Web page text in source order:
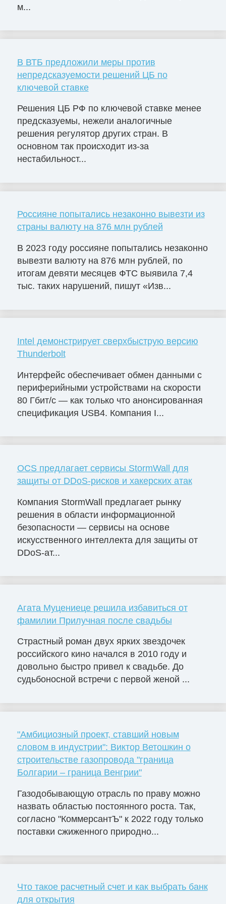
м...
В ВТБ предложили меры против
непредсказуемости решений ЦБ по
ключевой ставке
Решения ЦБ РФ по ключевой ставке менее
предсказуемы, нежели аналогичные
решения регулятор других стран. В
основном так происходит из-за
нестабильност...
Россияне попытались незаконно вывезти из
страны валюту на 876 млн рублей
В 2023 году россияне попытались незаконно
вывезти валюту на 876 млн рублей, по
итогам девяти месяцев ФТС выявила 7,4
тыс. таких нарушений, пишут «Изв...
Intel демонстрирует сверхбыструю версию
Thunderbolt
Интерфейс обеспечивает обмен данными с
периферийными устройствами на скорости
80 Гбит/с — как только что анонсированная
спецификация USB4. Компания I...
OCS предлагает сервисы StormWall для
защиты от DDoS-рисков и хакерских атак
Компания StormWall предлагает рынку
решения в области информационной
безопасности — сервисы на основе
искусственного интеллекта для защиты от
DDoS-ат...
Агата Муцениеце решила избавиться от
фамилии Прилучная после свадьбы
Страстный роман двух ярких звездочек
российского кино начался в 2010 году и
довольно быстро привел к свадьбе. До
судьбоносной встречи с первой женой ...
"Амбициозный проект, ставший новым
словом в индустрии": Виктор Ветошкин о
строительстве газопровода "граница
Болгарии – граница Венгрии"
Газодобывающую отрасль по праву можно
назвать областью постоянного роста. Так,
согласно "КоммерсантЪ" к 2022 году только
поставки сжиженного природно...
Что такое расчетный счет и как выбрать банк
для открытия